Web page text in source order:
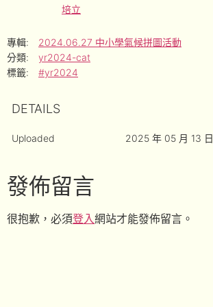
培立
專輯:
2024.06.27 中小學氣候拼圖活動
分類:
yr2024-cat
標籤:
#yr2024
DETAILS
Uploaded 2025 年 05 月 13 日
發佈留言
很抱歉，必須登入網站才能發佈留言。